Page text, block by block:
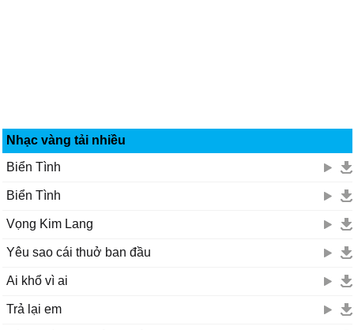
Nhạc vàng tải nhiều
Biển Tình
Biển Tình
Vọng Kim Lang
Yêu sao cái thuở ban đầu
Ai khổ vì ai
Trả lại em